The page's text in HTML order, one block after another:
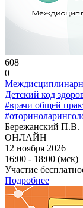
608
0
Детский код
#врачи общей
Бережанский П.В.
ОНЛАЙН
12 ноября 2026
16:00 - 18:00 (мск)
Участие
Подробнее